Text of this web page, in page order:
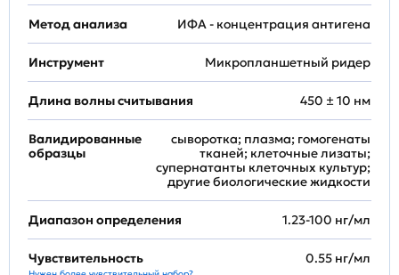
Метод анализа ИФА - концентрация антигена
Инструмент Микропланшетный ридер
Длина волны считывания 450 ± 10 нм
Валидированные
образцы
сыворотка; плазма; гомогенаты
тканей; клеточные лизаты;
супернатанты клеточных культур;
другие биологические жидкости
Диапазон определения 1.23-100 нг/мл
Чувствительность 0.55 нг/мл